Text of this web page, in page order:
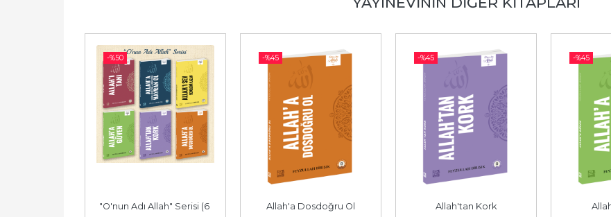
-%50
"O'nun Adı Allah" Serisi (6
-%45
Allah'a Dosdoğru Ol
-%45
Allah'tan Kork
-%45